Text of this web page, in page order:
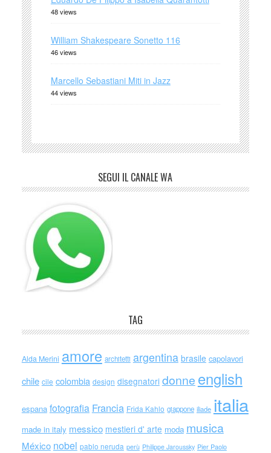
48 views
William Shakespeare Sonetto 116
46 views
Marcello Sebastiani Miti in Jazz
44 views
SEGUI IL CANALE WA
TAG
Alda Merini amore architetti argentina brasile capolavori
chile cile colombia design disegnatori donne english
espana fotografia Francia Frida Kahlo giappone iliade italia
made in italy messico mestieri d' arte moda musica
México nobel pablo neruda perù Philippe Jaroussky Pier Paolo